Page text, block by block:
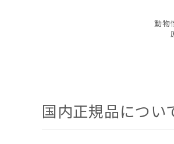
動物
国内正規品につい